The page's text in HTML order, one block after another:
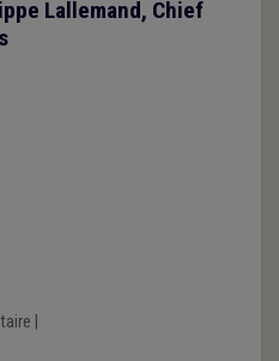
Lallemand, Chief